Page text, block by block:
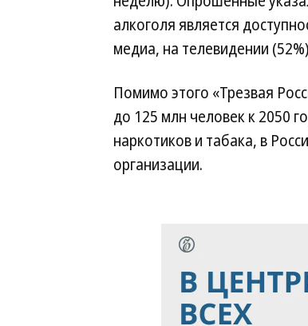
алкоголя является
медиа, на телевидении
Помимо этого «Трезвая
до 125 млн человек к 2050
наркотиков и табака, в
организации.